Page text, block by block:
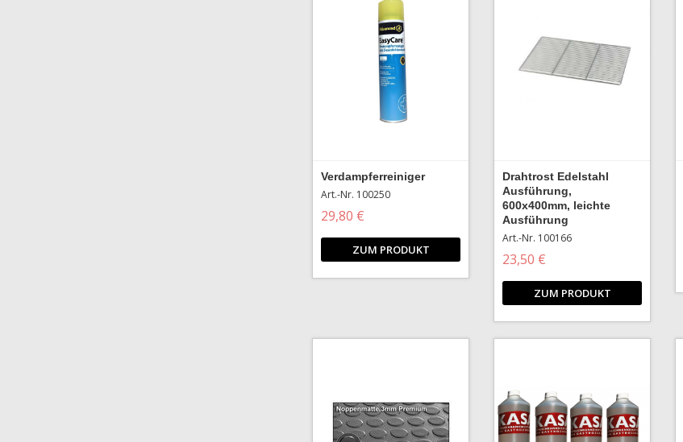
Verdampferreiniger
Art.-Nr. 100250
29,80 €
ZUM PRODUKT
Drahtrost Edelstahl
Ausführung,
600x400mm, leichte
Ausführung
Art.-Nr. 100166
23,50 €
ZUM PRODUKT